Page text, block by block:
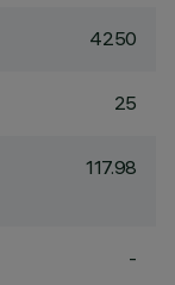
4250
25
117.98
-